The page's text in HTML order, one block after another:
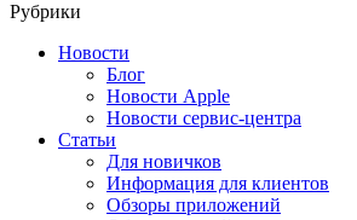
Рубрики
Новости
Блог
Новости Apple
Новости сервис-центра
Статьи
Для новичков
Информация для клиентов
Обзоры приложений